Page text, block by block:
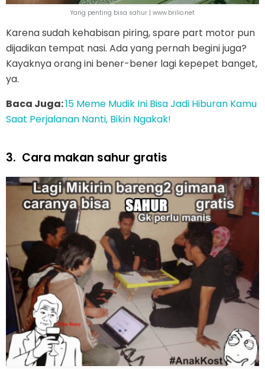
Yang penting bisa sahur | www.brilio.net
Karena sudah kehabisan piring, spare part motor pun
dijadikan tempat nasi. Ada yang pernah begini juga?
Kayaknya orang ini bener-bener lagi kepepet banget,
ya.
Baca Juga:15 Meme Mudik Ini Bisa Jadi Hiburan Kamu
Saat Perjalanan Nanti, Bikin Ngakak!
3. Cara makan sahur gratis